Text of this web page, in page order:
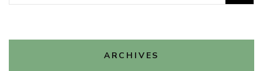
ARCHIVES